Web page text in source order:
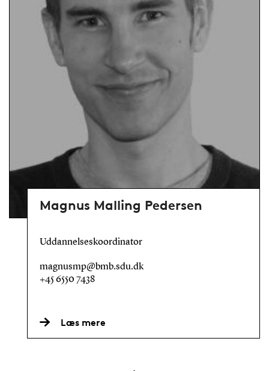
Magnus Malling Pedersen
Uddannelseskoordinator
magnusmp@bmb.sdu.dk
+45 6550 7438
Læs mere